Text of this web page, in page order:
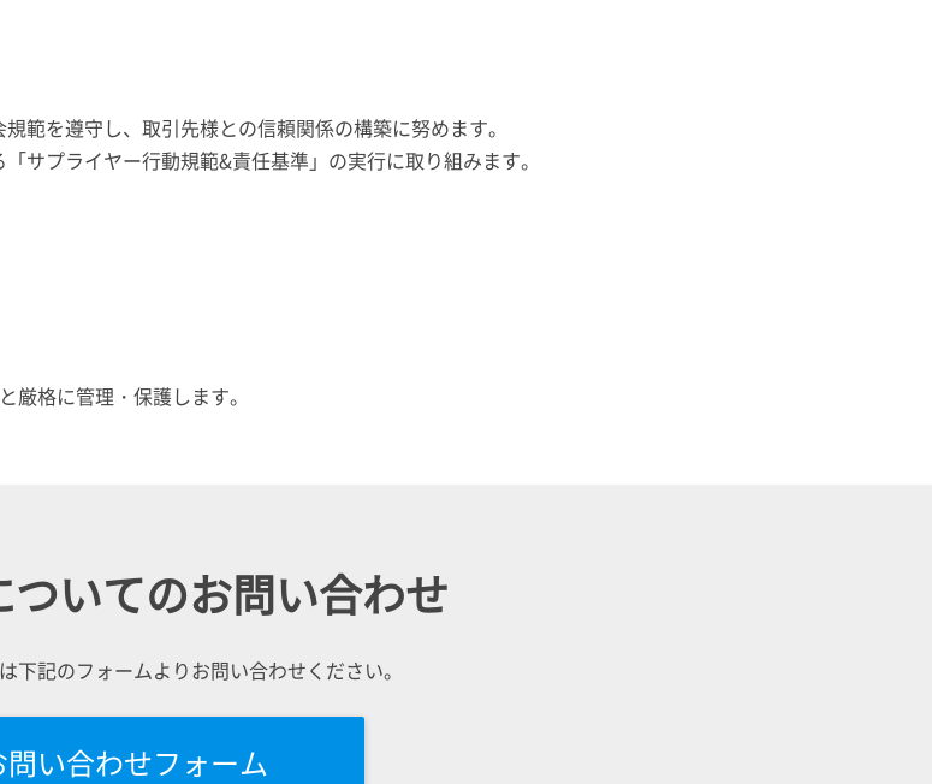
範を遵守し、取引先様との信頼関係の構築に努めます。
サプライヤー行動規範&責任基準」の実行に取り組みます。
格に管理・保護します。
いてのお問い合わせ
下記のフォームよりお問い合わせください。
問い合わせフォーム